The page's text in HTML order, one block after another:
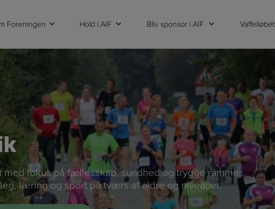
Foreningen Hold i AIF Bliv sponsor i AIF Vaffelløbet
fokus på fællesskab, sundhed og trygge rammer.
læring og sport på tværs af aldre og niveauer.